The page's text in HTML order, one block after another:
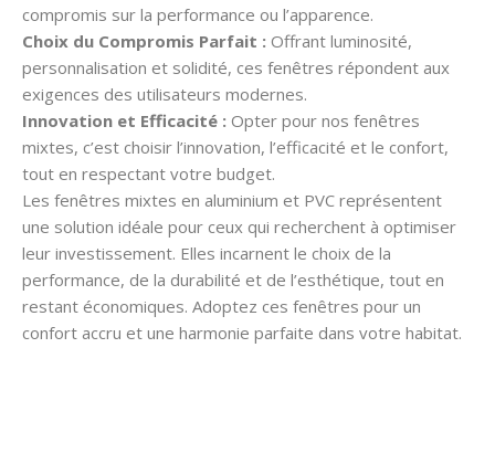
compromis sur la performance ou l’apparence.
Choix du Compromis Parfait : Offrant luminosité,
personnalisation et solidité, ces fenêtres répondent aux
exigences des utilisateurs modernes.
Innovation et Efficacité : Opter pour nos fenêtres
mixtes, c’est choisir l’innovation, l’efficacité et le confort,
tout en respectant votre budget.
Les fenêtres mixtes en aluminium et PVC représentent
une solution idéale pour ceux qui recherchent à optimiser
leur investissement. Elles incarnent le choix de la
performance, de la durabilité et de l’esthétique, tout en
restant économiques. Adoptez ces fenêtres pour un
confort accru et une harmonie parfaite dans votre habitat.